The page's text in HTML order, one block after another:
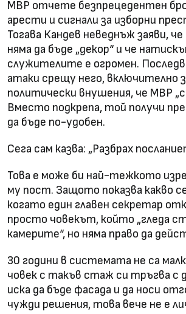
МВР отчете безпрецедентен
арести и сигнали за изборни
Тогава Кандев неведнъж заяви,
няма да бъде „декор“ и че
служителите е огромен.
атаки срещу него, включително
политически внушения, че МВР
Вместо подкрепа, той получи
да бъде по-удобен.
Сега сам казва: „Разбрах
Това е може би най-тежкото
му пост. Защото показва какво
когато един главен секретар
просто човекът, който „гледа
камерите“, но няма право да
30 години в системата не са
човек с такъв стаж си тръгва с
иска да бъде фасада и да носи
чужди решения, това вече не е